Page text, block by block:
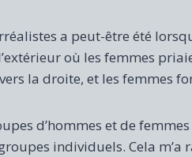
a peut-être été
où les femmes
la droite, et les femmes
d’hommes et de
individuels. Cela m’a